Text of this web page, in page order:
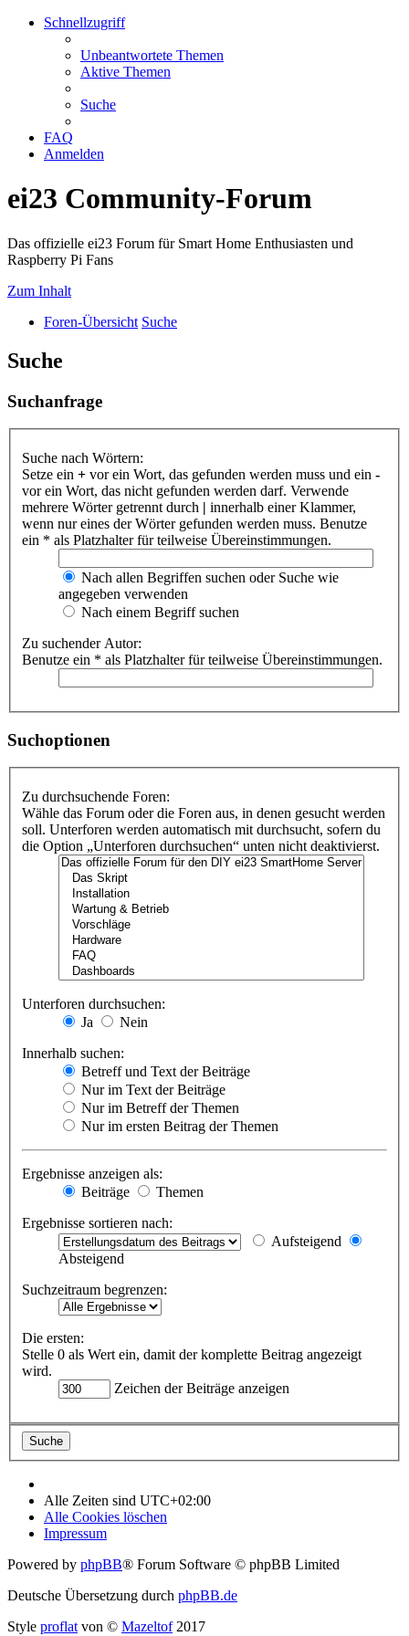
Schnellzugriff
Unbeantwortete Themen
Aktive Themen
Suche
FAQ
Anmelden
ei23 Community-Forum
Das offizielle ei23 Forum für Smart Home Enthusiasten und
Raspberry Pi Fans
Zum Inhalt
Foren-Übersicht Suche
Suche
Suchanfrage
Suche nach Wörtern:
Setze ein + vor ein Wort, das gefunden werden muss und ein -
vor ein Wort, das nicht gefunden werden darf. Verwende
mehrere Wörter getrennt durch | innerhalb einer Klammer,
wenn nur eines der Wörter gefunden werden muss. Benutze
ein * als Platzhalter für teilweise Übereinstimmungen.
Nach allen Begriffen suchen oder Suche wie
angegeben verwenden
Nach einem Begriff suchen
Zu suchender Autor:
Benutze ein * als Platzhalter für teilweise Übereinstimmungen.
Suchoptionen
Zu durchsuchende Foren:
Wähle das Forum oder die Foren aus, in denen gesucht werden
soll. Unterforen werden automatisch mit durchsucht, sofern du
die Option „Unterforen durchsuchen“ unten nicht deaktivierst.
Unterforen durchsuchen:
Ja
Nein
Innerhalb suchen:
Betreff und Text der Beiträge
Nur im Text der Beiträge
Nur im Betreff der Themen
Nur im ersten Beitrag der Themen
Ergebnisse anzeigen als:
Beiträge
Themen
Ergebnisse sortieren nach:
Aufsteigend
Absteigend
Suchzeitraum begrenzen:
Die ersten:
Stelle 0 als Wert ein, damit der komplette Beitrag angezeigt
wird.
Zeichen der Beiträge anzeigen
Alle Zeiten sind UTC+02:00
Alle Cookies löschen
Impressum
Powered by phpBB® Forum Software © phpBB Limited
Deutsche Übersetzung durch phpBB.de
Style proflat von © Mazeltof2017